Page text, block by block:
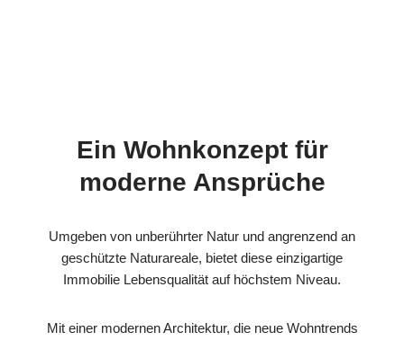
Ein Wohnkonzept für
moderne Ansprüche
Umgeben von unberührter Natur und angrenzend an
geschützte Naturareale, bietet diese einzigartige
Immobilie Lebensqualität auf höchstem Niveau.
Mit einer modernen Architektur, die neue Wohntrends